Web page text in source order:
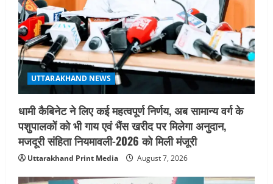
4
चयन : रेखा आर्या
August 6, 2026
5
UTTARAKHAND NEWS
मिस उत्तराखंड 2026 के सब-कॉन्टेस्ट ‘मिस
ब्यूटीफुल आइज़’ एवं ‘मिस ब्यूटीफुल हेयर’ का
आयोजन
August 5, 2026
UTTARAKHAND NEWS
धामी कैबिनेट ने लिए कई महत्वपूर्ण निर्णय, अब सामान्य वर्ग के
पशुपालकों को भी गाय एवं भैंस खरीद पर मिलेगा अनुदान,
मजदूरी संहिता नियमावली-2026 को मिली मंजूरी
Uttarakhand Print Media August 7, 2026